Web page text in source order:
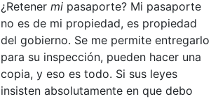
¿Retener mi pasaporte? Mi pasaporte
no es de mi propiedad, es propiedad
del gobierno. Se me permite entregarlo
para su inspección, pueden hacer una
copia, y eso es todo. Si sus leyes
insisten absolutamente en que debo